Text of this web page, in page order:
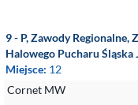
9 - P, Zawody Regionalne,
Halowego Pucharu
Miejsce: 12
Cornet MW